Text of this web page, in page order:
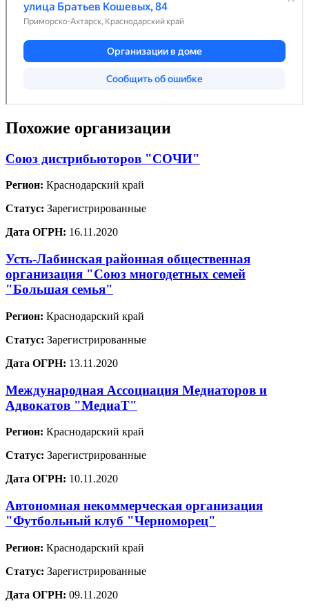
Похожие организации
Союз дистрибьюторов "СОЧИ"
Регион: Краснодарский край
Статус: Зарегистрированные
Дата ОГРН: 16.11.2020
Усть-Лабинская районная общественная
организация "Союз многодетных семей
"Большая семья"
Регион: Краснодарский край
Статус: Зарегистрированные
Дата ОГРН: 13.11.2020
Международная Ассоциация Медиаторов и
Адвокатов "МедиаТ"
Регион: Краснодарский край
Статус: Зарегистрированные
Дата ОГРН: 10.11.2020
Автономная некоммерческая организация
"Футбольный клуб "Черноморец"
Регион: Краснодарский край
Статус: Зарегистрированные
Дата ОГРН: 09.11.2020